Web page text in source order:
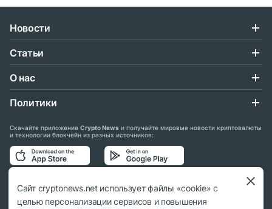
Новости
Статьи
О нас
Политики
Скачайте приложение Crypto News и получайте мировые новости криптовалюты
и технологии блокчейн из разных источников:
Подписывайтесь на нас в социальных сетях:
Сайт cryptonews.net использует файлы «cookie» с
целью персонализации сервисов и повышения